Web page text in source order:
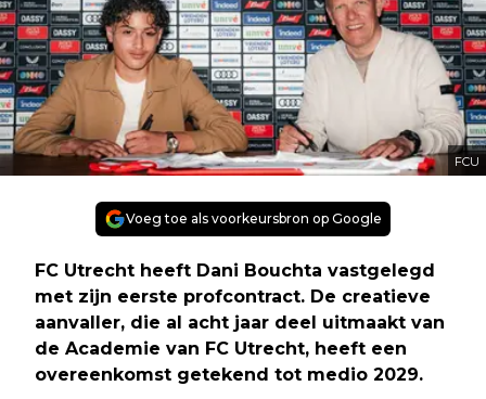
FCU
Voeg toe als voorkeursbron op Google
FC Utrecht heeft Dani Bouchta vastgelegd
met zijn eerste profcontract. De creatieve
aanvaller, die al acht jaar deel uitmaakt van
de Academie van FC Utrecht, heeft een
overeenkomst getekend tot medio 2029.